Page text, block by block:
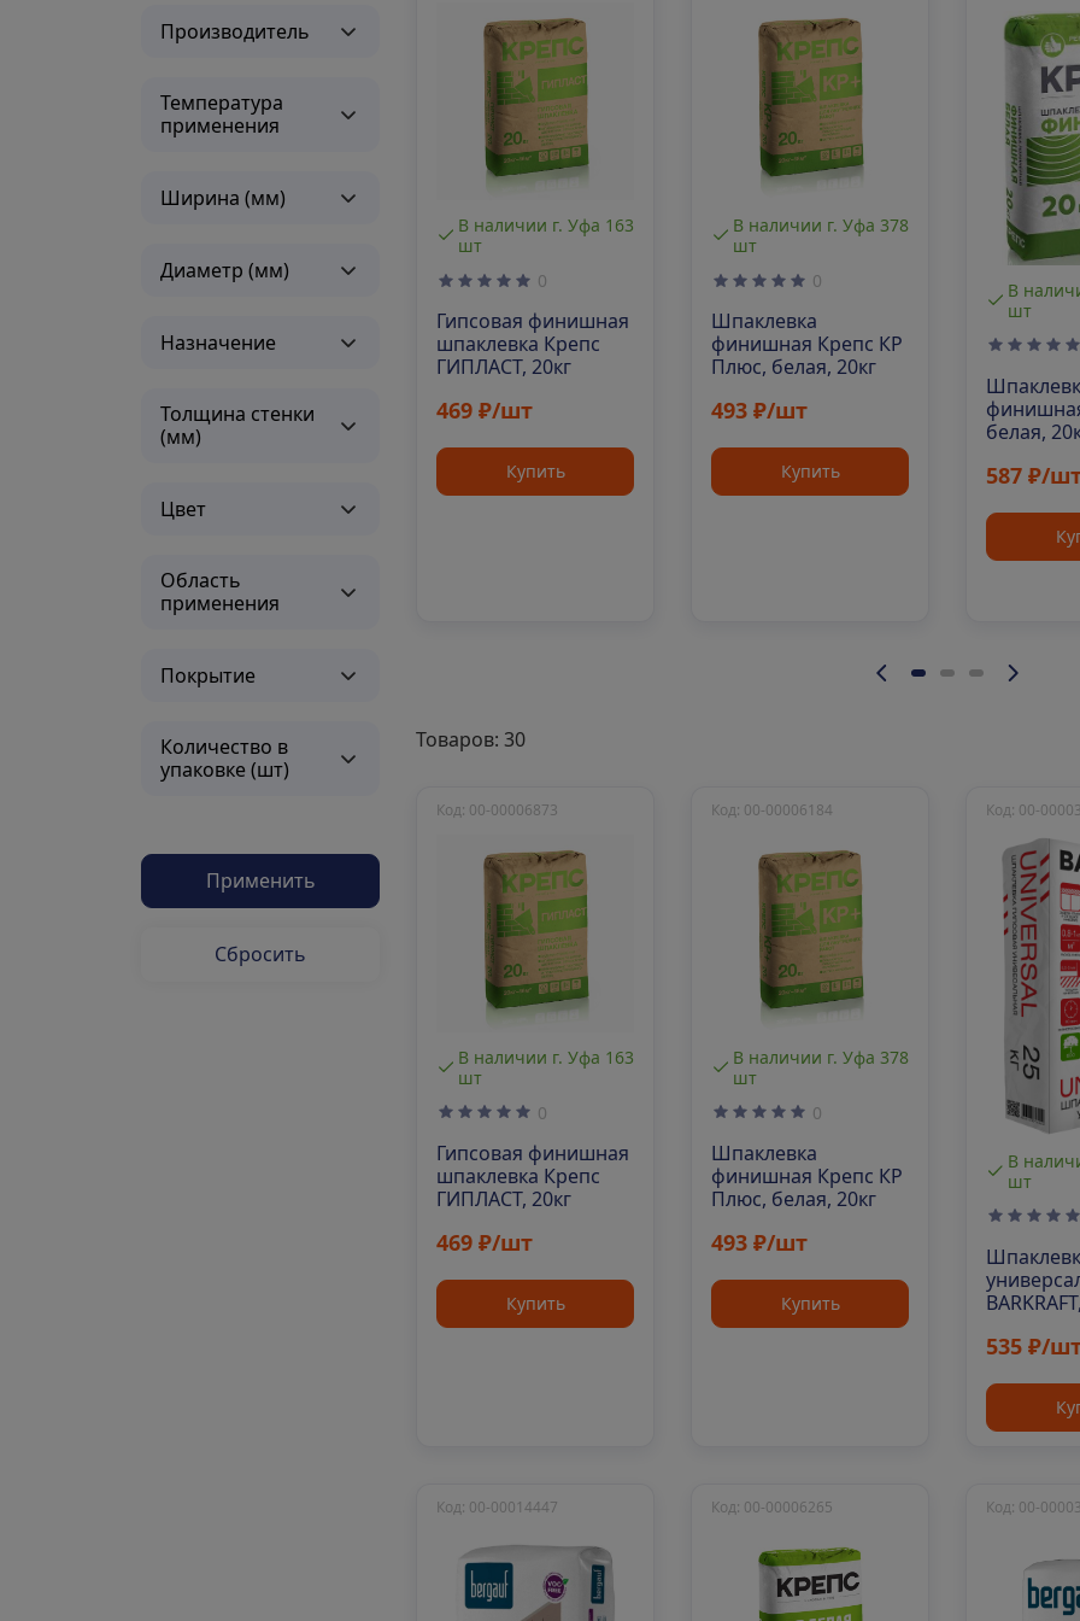
Производитель
Температура
применения
Ширина (мм)
Диаметр (мм)
Назначение
Толщина стенки
(мм)
Цвет
Область
применения
Покрытие
Количество в
упаковке (шт)
Применить
Сбросить
0
цементная
667 ₽/шт
В наличии г. Уфа 163
шт
0
Гипсовая финишная
шпаклевка Крепс
ГИПЛАСТ, 20кг
469 ₽/шт
Купить
В наличии г. Уфа 378
шт
0
Шпаклевка
финишная Крепс КР
Плюс, белая, 20кг
493 ₽/шт
Купить
В
шт
белая,
587 ₽/
Товаров: 30
В наличии г. Уфа 163
шт
Код: 00-00006873
0
Гипсовая финишная
шпаклевка Крепс
ГИПЛАСТ, 20кг
469 ₽/шт
Купить
В наличии г. Уфа 378
шт
Код: 00-00006184
0
Шпаклевка
финишная Крепс КР
Плюс, белая, 20кг
493 ₽/шт
Купить
В
шт
Код: 00-
535 ₽/
Код: 00-00014447 Код: 00-00006265 Код: 00-